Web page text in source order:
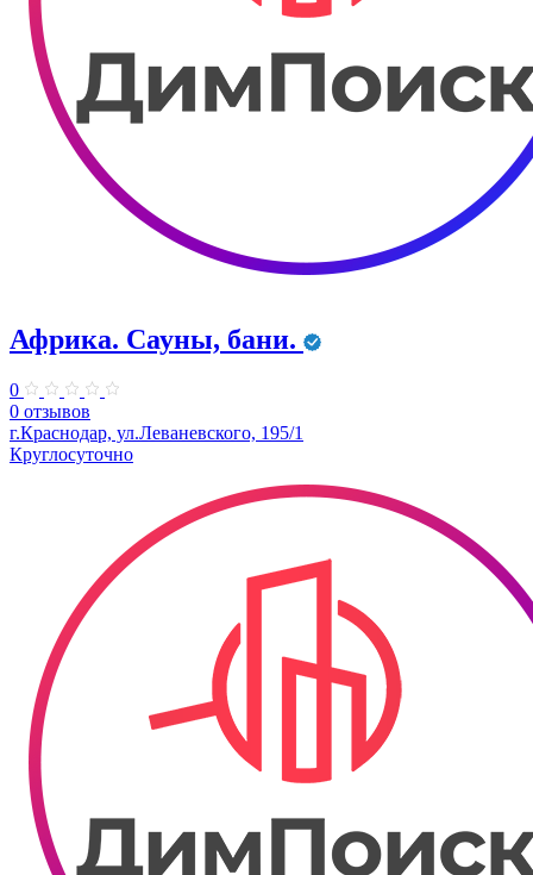
Африка. Сауны, бани.
0
0 отзывов
г.Краснодар, ул.Леваневского, 195/1
Круглосуточно